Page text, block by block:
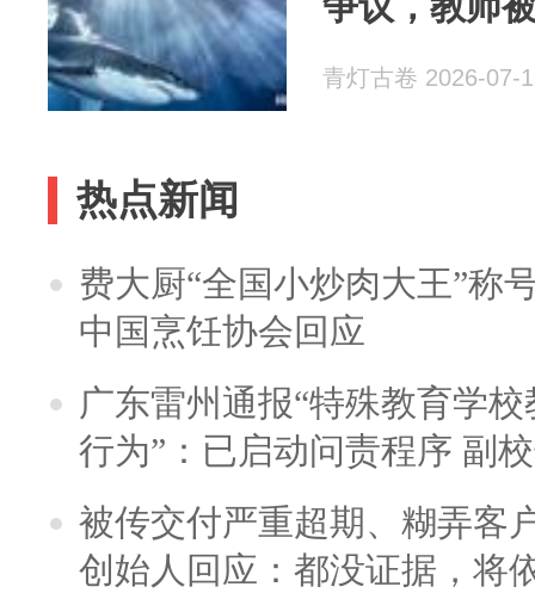
青灯古卷 2026-07-
热点新闻
费大厨“全国小炒肉大王”称
中国烹饪协会回应
广东雷州通报“特殊教育学
行为”：已启动问责程序 副
被传交付严重超期、糊弄客
创始人回应：都没证据，将